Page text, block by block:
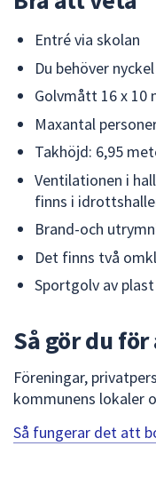
Entré via skolan
Du behöver
Golvmått 16 x 10
Maxantal
Takhöjd: 6,95
Ventilationen i
finns i
Brand-och
Det finns två
Sportgolv av plast
Så gör du
Föreningar,
kommunens lokaler
Så fungerar det att